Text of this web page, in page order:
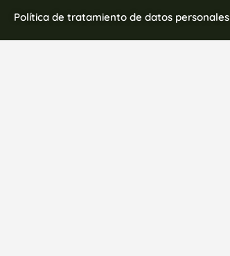
Política de tratamiento de datos personales